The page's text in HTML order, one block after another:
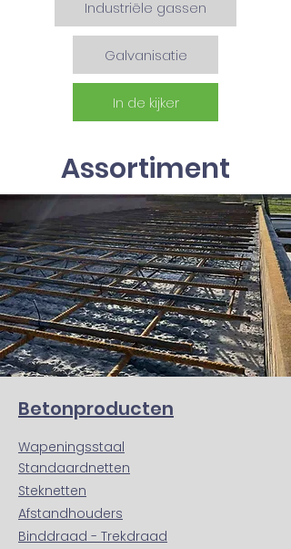
Industriële gassen
Galvanisatie
In de kijker
Assortiment
Betonproducten
Wapeningsstaal
Standaardnetten
Steknetten
Afstandhouders
Binddraad - Trekdraad